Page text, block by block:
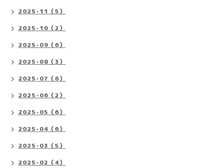
2025-11（5）
2025-10（2）
2025-09（6）
2025-08（3）
2025-07（6）
2025-06（2）
2025-05（6）
2025-04（6）
2025-03（5）
2025-02（4）